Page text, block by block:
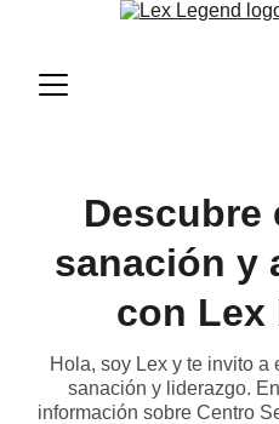
Descubre
sanación y
con Lex
Hola, soy Lex y te invito a
sanación y liderazgo.
información sobre Centro